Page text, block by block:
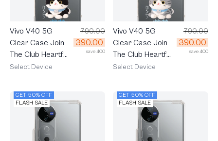
Vivo V40 5G
Clear Case Join
The Club Heartful
Tuxedo Cat
790.00
390.00
save 400
Select Device
Vivo V40 5G
Clear Case Join
The Club Heartful
Tabby Cat
790.00
390.00
save 400
Select Device
GET 50% OFF
FLASH SALE
GET 50% OFF
FLASH SALE